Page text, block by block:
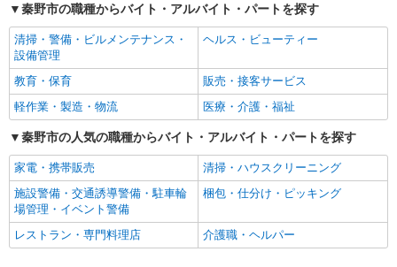
女性活躍中
主婦・主夫歓迎
フリーター歓迎
学歴不問
ブランクOK
ミドル（40代～）活躍中
エルダー（50代～）活躍中
シニア（60代～）活躍中
高収入・高額
ボーナス・賞与あり
昇給あり
完全週休2日制
フルタイム歓迎
禁煙・分煙
駅直結・駅チカ
車通勤OK
バイク通勤OK
自転車通勤OK
残業少なめ（月20h未満）
交通費支給
秦野市の職種からバイト・アルバイト・パートを探す
清掃・警備・ビルメンテナンス・
設備管理
ヘルス・ビューティー
教育・保育
販売・接客サービス
軽作業・製造・物流
医療・介護・福祉
秦野市の人気の職種からバイト・アルバイト・パートを探す
家電・携帯販売
清掃・ハウスクリーニング
施設警備・交通誘導警備・駐車輪
場管理・イベント警備
梱包・仕分け・ピッキング
レストラン・専門料理店 介護職・ヘルパー